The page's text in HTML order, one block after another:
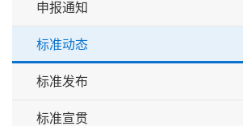
申报通知
标准动态
标准发布
标准宣贯